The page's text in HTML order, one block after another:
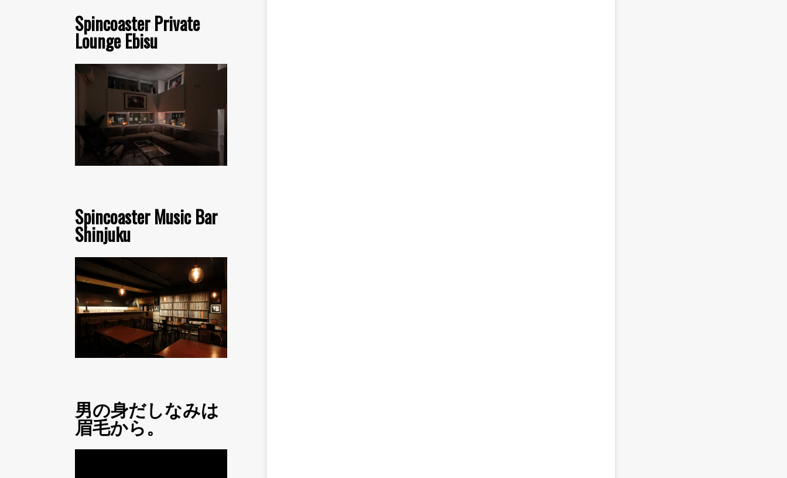
Spincoaster Private
Lounge Ebisu
Spincoaster Music Bar
Shinjuku
男の身だしなみは
眉毛から。